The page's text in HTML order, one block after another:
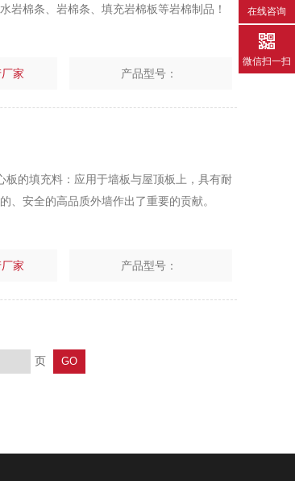
岩棉条、岩棉条、填充岩棉板等岩棉制品！
家 产品型号：
填充料：应用于墙板与屋顶板上，具有耐
的、安全的高品质外墙作出了重要的贡献。
家 产品型号：
页
在线咨询
微信扫一扫